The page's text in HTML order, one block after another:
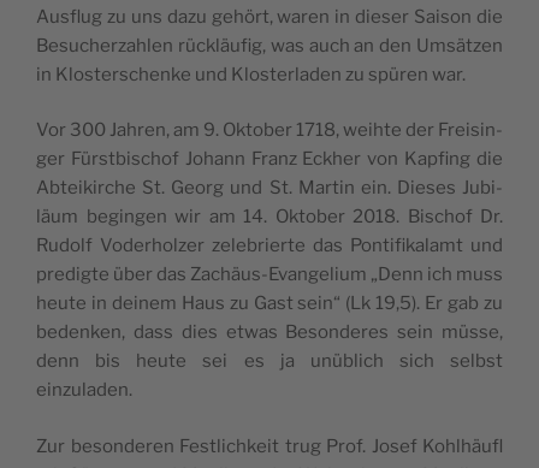
Ausflug zu uns dazu gehört, waren in die­ser Sai­son die
Besu­cher­za­hlen rüc­kläu­fig, was auch an den Umsä­tzen
in Klo­ster­schen­ke und Klo­ster­la­den zu spü­ren war.
Vor 300 Jah­ren, am 9. Okto­ber 1718, wei­h­te der Frei­sin­
ger Fürst­bi­schof Johann Franz Eckher von Kap­fing die
Abtei­kir­che St. Georg und St. Mar­tin ein. Die­ses Jubi­
läum begin­gen wir am 14. Okto­ber 2018. Bischof Dr.
Rudolf Vode­rhol­zer zele­brier­te das Pon­ti­fi­ka­lamt und
pre­dig­te über das Zachäus-Evan­ge­lium „Denn ich muss
heu­te in dei­nem Haus zu Gast sein“ (Lk 19,5). Er gab zu
beden­ken, dass dies etwas Beson­de­res sein müs­se,
denn bis heu­te sei es ja unü­blich sich selb­st
einzuladen.
Zur beson­de­ren Festli­ch­keit trug Prof. Josef Kohlhäu­fl